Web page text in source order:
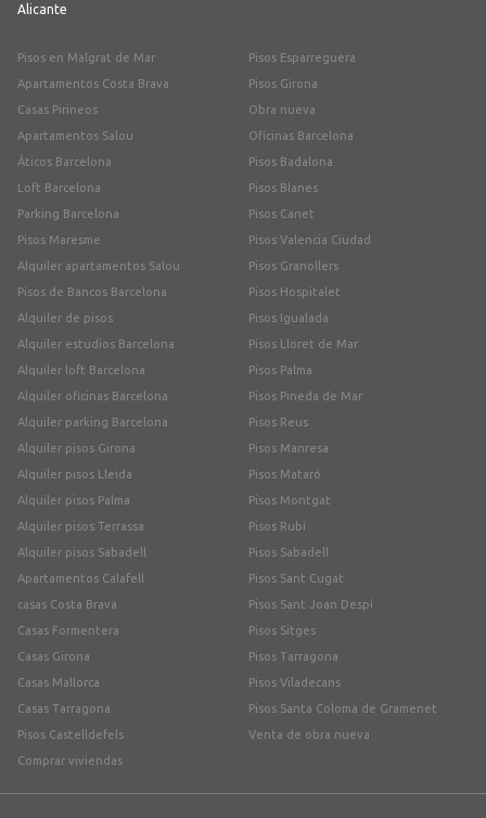
Alicante
Pisos en Malgrat de Mar
Apartamentos Costa Brava
Casas Pirineos
Apartamentos Salou
Áticos Barcelona
Loft Barcelona
Parking Barcelona
Pisos Maresme
Alquiler apartamentos Salou
Pisos de Bancos Barcelona
Alquiler de pisos
Alquiler estudios Barcelona
Alquiler loft Barcelona
Alquiler oficinas Barcelona
Alquiler parking Barcelona
Alquiler pisos Girona
Alquiler pisos Lleida
Alquiler pisos Palma
Alquiler pisos Terrassa
Alquiler pisos Sabadell
Apartamentos Calafell
casas Costa Brava
Casas Formentera
Casas Girona
Casas Mallorca
Casas Tarragona
Pisos Castelldefels
Comprar viviendas
Pisos Esparreguera
Pisos Girona
Obra nueva
Oficinas Barcelona
Pisos Badalona
Pisos Blanes
Pisos Canet
Pisos Valencia Ciudad
Pisos Granollers
Pisos Hospitalet
Pisos Igualada
Pisos Lloret de Mar
Pisos Palma
Pisos Pineda de Mar
Pisos Reus
Pisos Manresa
Pisos Mataró
Pisos Montgat
Pisos Rubí
Pisos Sabadell
Pisos Sant Cugat
Pisos Sant Joan Despí
Pisos Sitges
Pisos Tarragona
Pisos Viladecans
Pisos Santa Coloma de Gramenet
Venta de obra nueva